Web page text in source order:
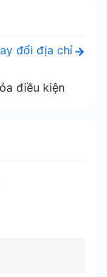
đổi địa chỉ
điều kiện